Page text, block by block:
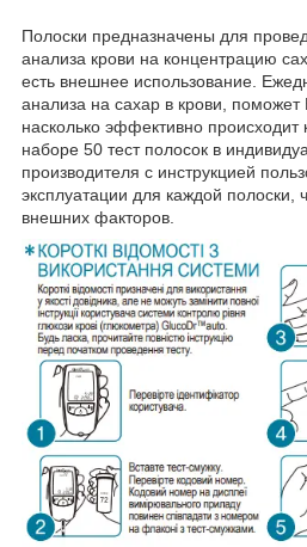
Полоски предназначены для
анализа крови на концентрацию
есть внешнее использование.
анализа на сахар в крови, поможет
насколько эффективно
наборе 50 тест полосок в
производителя с инструкцией
эксплуатации для каждой полоски,
внешних факторов.